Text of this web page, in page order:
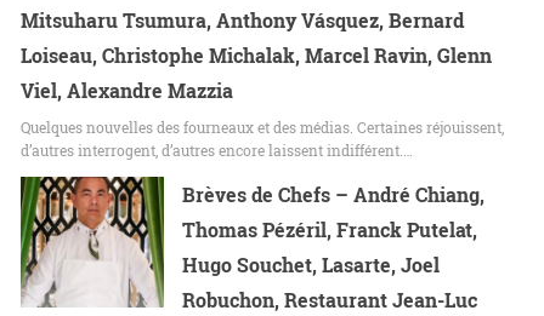
Mitsuharu Tsumura, Anthony Vásquez, Bernard
Loiseau, Christophe Michalak, Marcel Ravin, Glenn
Viel, Alexandre Mazzia
Quelques nouvelles des fourneaux et des médias. Certaines réjouissent,
d’autres interrogent, d’autres encore laissent indifférent.…
Brèves de Chefs – André Chiang,
Thomas Pézéril, Franck Putelat,
Hugo Souchet, Lasarte, Joel
Robuchon, Restaurant Jean-Luc